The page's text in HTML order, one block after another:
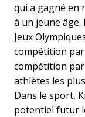
qui a gagné en
à un jeune
Jeux
compétition
compétition
athlètes les
Dans le sport,
potentiel futur